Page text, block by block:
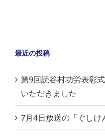
最近の投稿
第9回読谷村功労表彰
いただきました
7月4日放送の「ぐしけ